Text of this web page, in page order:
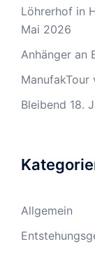
Löhrerhof in
Mai 2026
Anhänger an
Bleibend 18.
Allgemein